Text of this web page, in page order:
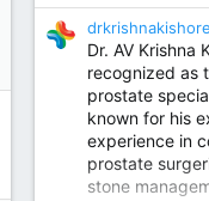
drkrishnakishore
Dr. AV Krishna
recognized as
prostate
known for his
experience in
prostate
stone